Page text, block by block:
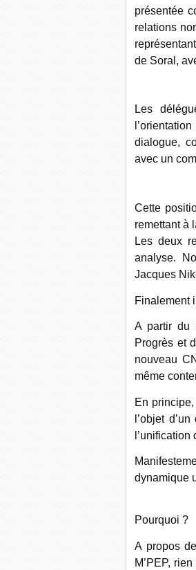
présentée
relations
de Soral,
Les
dialogue,
avec un
Cette
remettant à
Les deux
analyse.
Jacques
Finalement
A partir du
Progrès et
nouveau
même
En
l’objet
dynamique
Pourquoi ?
A propos
M’PEP,